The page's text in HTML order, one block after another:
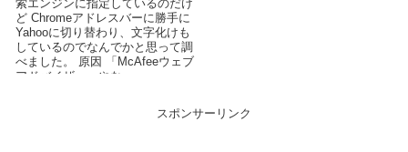
索エンジンに指定しているのだけ
ど Chromeアドレスバーに勝手に
Yahooに切り替わり、文字化けも
しているのでなんでかと思って調
べました。 原因 「McAfeeウェブ
アドバイザー」やな...
スポンサーリンク